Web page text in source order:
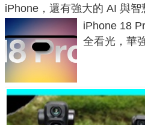
iPhone，還有強大的 AI 與
iPhone 18
全看光，華